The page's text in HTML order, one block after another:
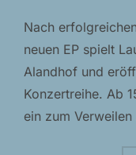
Nach
neuen EP spielt
Alandhof und
Konzertreihe. Ab
ein zum